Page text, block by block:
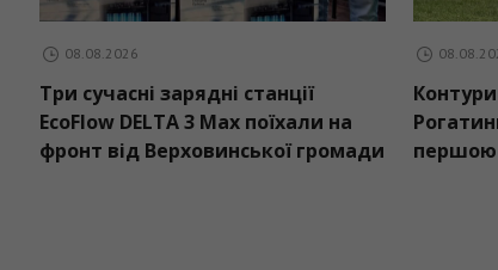
громади
Три сучасні зарядні станції
EcoFlow DELTA 3 Max поїхали на
фронт від Верховинської громади